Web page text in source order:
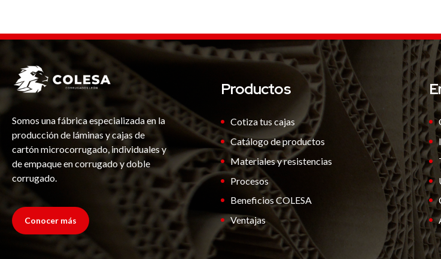
Somos una fábrica especializada en la
producción de láminas y cajas de
cartón microcorrugado, individuales y
de empaque en corrugado y doble
corrugado.
Conocer más
Productos
Cotiza tus cajas
Catálogo de productos
Materiales y resistencias
Procesos
Beneficios COLESA
Ventajas